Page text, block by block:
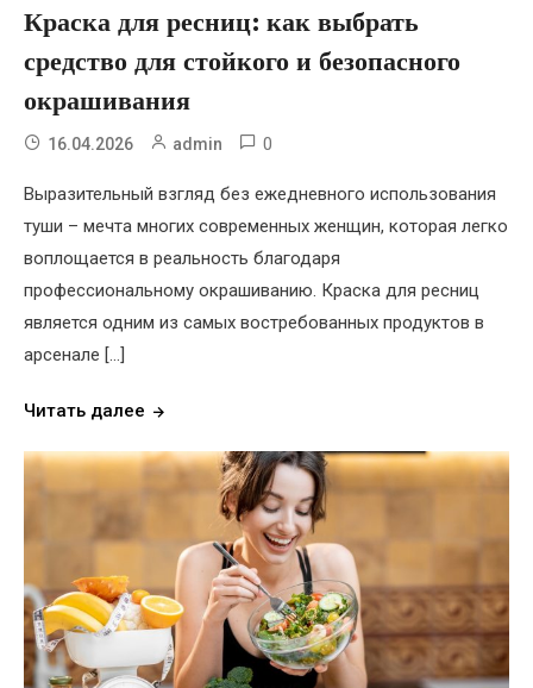
Краска для ресниц: как выбрать
средство для стойкого и безопасного
окрашивания
16.04.2026 admin 0
Выразительный взгляд без ежедневного использования
туши – мечта многих современных женщин, которая легко
воплощается в реальность благодаря
профессиональному окрашиванию. Краска для ресниц
является одним из самых востребованных продуктов в
арсенале […]
Читать далее